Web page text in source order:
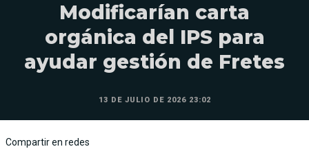
Modificarían carta
orgánica del IPS para
ayudar gestión de Fretes
13 DE JULIO DE 2026 23:02
Compartir en redes